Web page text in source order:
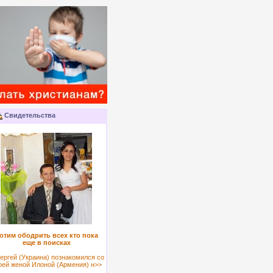
Свидетельства
ободрить всех кто пока
еще в поисках
(Украина) познакомился со
женой Илоной (Армения) н>>